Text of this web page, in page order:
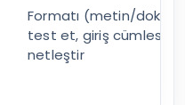
Formatı (metin/
test et, giriş cümlesini
netleştir